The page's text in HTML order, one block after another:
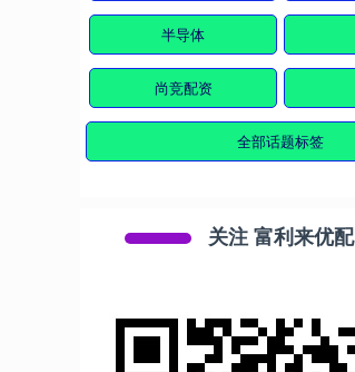
半导体
尚竞配资
全部话题标签
关注 富利来优配